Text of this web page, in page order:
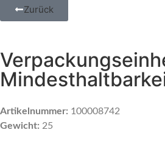
Zurück
Artikelnummer: 100008742
Gewicht: 25